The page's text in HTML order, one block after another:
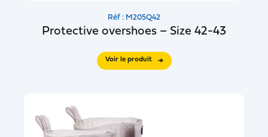
Réf : M205Q42
Protective overshoes – Size 42-43
Voir le produit